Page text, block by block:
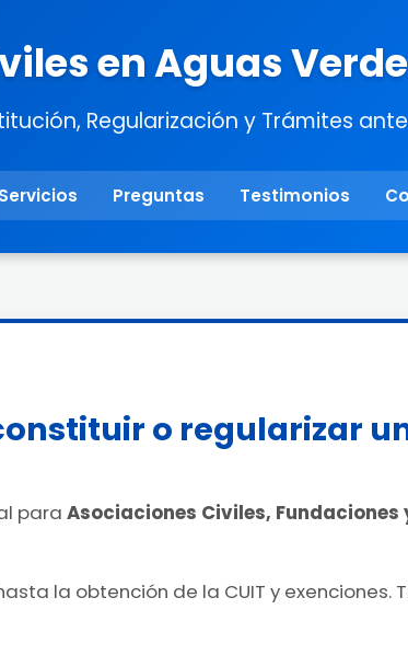
en Aguas
Regularización y Trámites ante
Servicios Preguntas Testimonios
o regularizar
para Asociaciones Civiles, Fundaciones
la obtención de la CUIT y